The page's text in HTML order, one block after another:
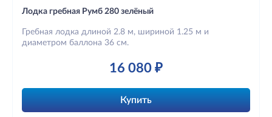
Лодка гребная Румб 280 зелёный
Гребная лодка длиной 2.8 м, шириной 1.25 м и
диаметром баллона 36 см.
16 080 ₽
Купить